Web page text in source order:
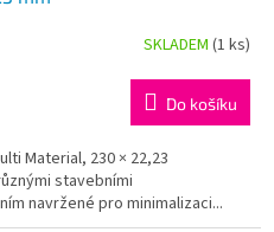
SKLADEM (1 ks)
Do košíku
Material, 230 × 22,23
stavebními
navržené pro minimalizaci...